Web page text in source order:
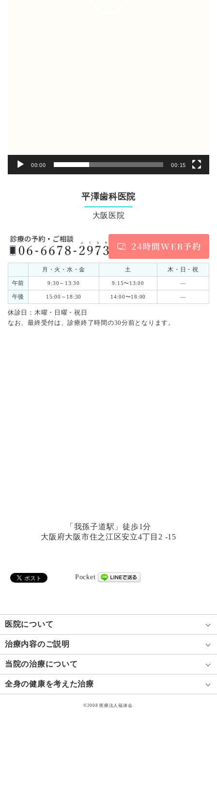
00:00 00:15
平澤歯科医院
大阪医院
月・火・水・金 土
木・日・祝
午前
9:30～13:30 9:15〜13:00 ―
午後 15:00～18:30 14:00〜18:00 ―
休診日：木曜・日曜・祝日
なお、最終受付は、診療終了時間の30分前となります。
「我孫子道駅」徒歩1分
大阪府大阪市住之江区安立4丁目2 -15
Pocket
医院について
治療内容のご説明
当院の治療について
全身の健康を考えた治療
©2008 医療法人福涛会.